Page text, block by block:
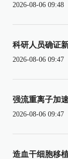
2026-08-06 09:48
科研人员确证
2026-08-06 09:47
强流重离子加
2026-08-06 09:47
造血干细胞移